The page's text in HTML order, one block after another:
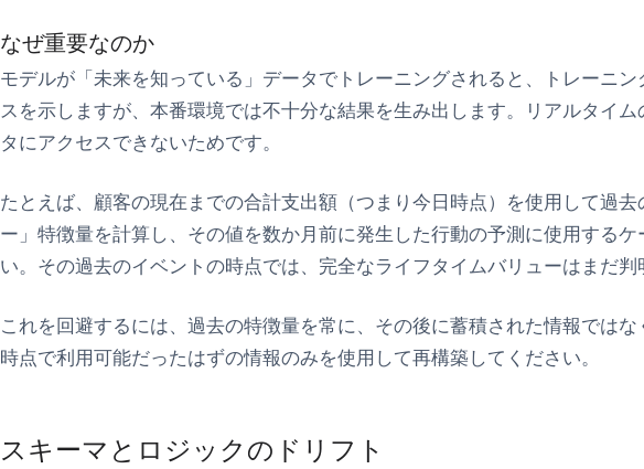
なぜ重要なのか
モデルが「未来を知っている」データでトレーニングされると、トレーニ
スを示しますが、本番環境では不十分な結果を生み出します。リアルタイ
タにアクセスできないためです。
たとえば、顧客の現在までの合計支出額（つまり今日時点）を使用して過
ー」特徴量を計算し、その値を数か月前に発生した行動の予測に使用する
い。その過去のイベントの時点では、完全なライフタイムバリューはまだ判
これを回避するには、過去の特徴量を常に、その後に蓄積された情報では
時点で利用可能だったはずの情報のみを使用して再構築してください。
スキーマとロジックのドリフト